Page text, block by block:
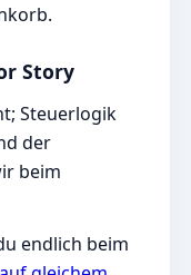
Story
Steuerlogik
der
beim
endlich beim